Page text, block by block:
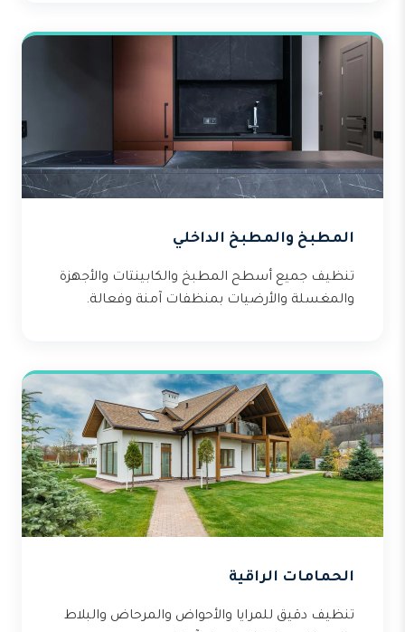
المطبخ والمطبخ الداخلي
تنظيف جميع أسطح المطبخ والكابينتات والأجهزة
والمغسلة والأرضيات بمنظفات آمنة وفعالة.
الحمامات الراقية
تنظيف دقيق للمرايا والأحواض والمرحاض والبلاط